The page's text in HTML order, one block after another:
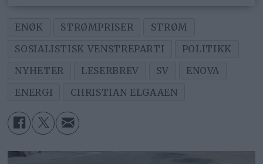
ENØK STRØMPRISER
STRØM
SOSIALISTISK VENSTREPARTI
POLITIKK
NYHETER
LESERBREV SV
ENOVA
ENERGI
CHRISTIAN ELGAAEN